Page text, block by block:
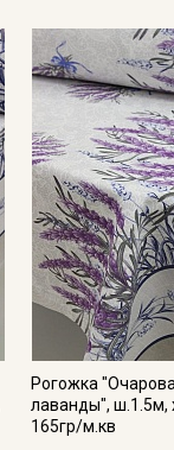
Рогожка
лаванды", ш.1.5м,
165гр/м.кв